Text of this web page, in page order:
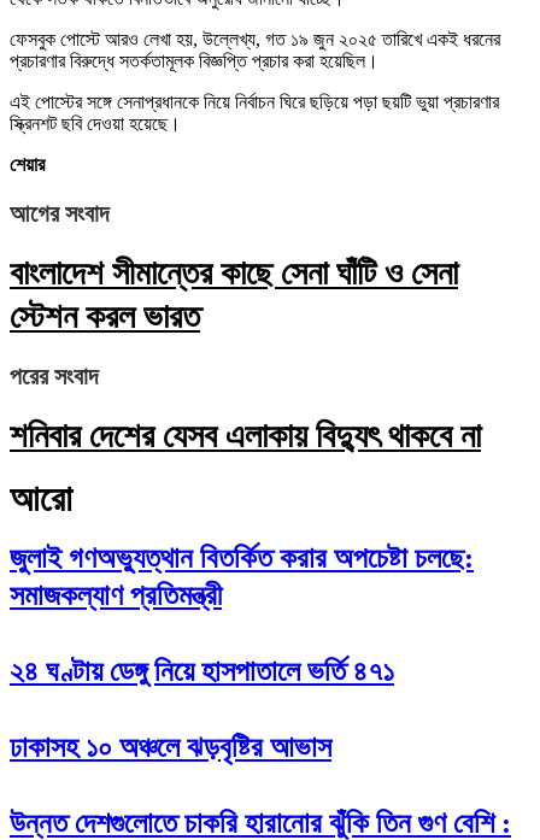
ফেসবুক পোস্টে আরও লেখা হয়, উল্লেখ্য, গত ১৯ জুন ২০২৫ তারিখে একই ধরনের
প্রচারণার বিরুদ্ধে সতর্কতামূলক বিজ্ঞপ্তি প্রচার করা হয়েছিল।
এই পোস্টের সঙ্গে সেনাপ্রধানকে নিয়ে নির্বাচন ঘিরে ছড়িয়ে পড়া ছয়টি ভুয়া প্রচারণার
স্ক্রিনশট ছবি দেওয়া হয়েছে।
শেয়ার
আগের সংবাদ
বাংলাদেশ সীমান্তের কাছে সেনা ঘাঁটি ও সেনা
স্টেশন করল ভারত
পরের সংবাদ
শনিবার দেশের যেসব এলাকায় বিদ্যুৎ থাকবে না
আরো
জুলাই গণঅভ্যুত্থান বিতর্কিত করার অপচেষ্টা চলছে:
সমাজকল্যাণ প্রতিমন্ত্রী
২৪ ঘণ্টায় ডেঙ্গু নিয়ে হাসপাতালে ভর্তি ৪৭১
ঢাকাসহ ১০ অঞ্চলে ঝড়বৃষ্টির আভাস
উন্নত দেশগুলোতে চাকরি হারানোর ঝুঁকি তিন গুণ বেশি :